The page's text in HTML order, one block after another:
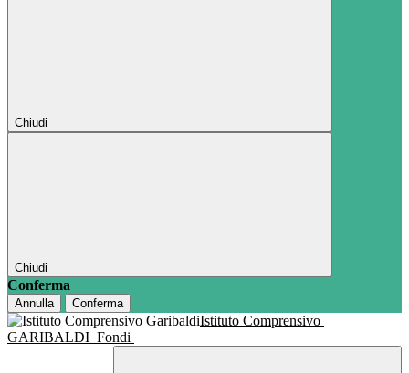
Chiudi
Chiudi
Conferma
Annulla Conferma
Istituto Comprensivo
GARIBALDI Fondi